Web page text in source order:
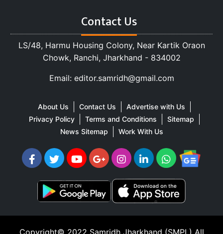
Contact Us
LS/48, Harmu Housing Colony, Near Kartik Oraon
Chowk, Ranchi, Jharkhand - 834002
Email: editor.samridh@gmail.com
About Us Contact Us
Advertise with Us
Privacy Policy
Terms and Conditions
Sitemap
News Sitemap
Work With Us